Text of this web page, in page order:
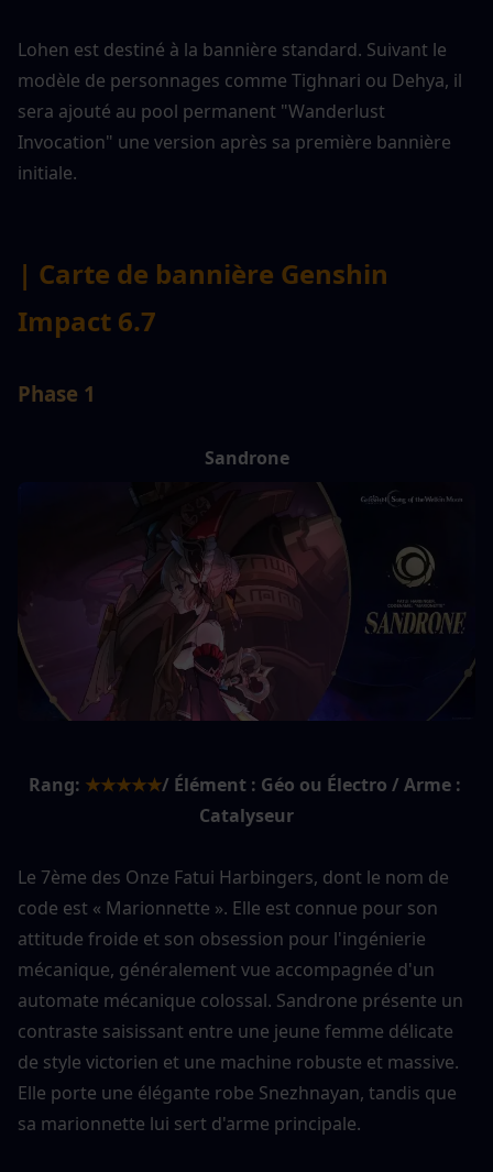
Lohen est destiné à la bannière standard. Suivant le
modèle de personnages comme Tighnari ou Dehya, il
sera ajouté au pool permanent "Wanderlust
Invocation" une version après sa première bannière
initiale.
| Carte de bannière Genshin
Impact 6.7
Phase 1
Sandrone
Rang: ★★★★★/ Élément : Géo ou Électro / Arme :
Catalyseur
Le 7ème des Onze Fatui Harbingers, dont le nom de
code est « Marionnette ». Elle est connue pour son
attitude froide et son obsession pour l'ingénierie
mécanique, généralement vue accompagnée d'un
automate mécanique colossal. Sandrone présente un
contraste saisissant entre une jeune femme délicate
de style victorien et une machine robuste et massive.
Elle porte une élégante robe Snezhnayan, tandis que
sa marionnette lui sert d'arme principale.